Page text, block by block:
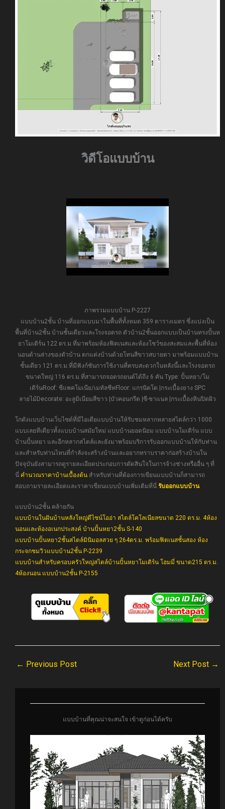
วิดีโอแบบบ้าน
ภาพรวมแบบบ้าน P-2227
แบบบ้าน2ชั้น บ้านที่ออกแบบมาในพื้นที่ทั้งหมด 359 ตารางเมตร ซึ่งแบ่งเป็น
พื้นที่บ้าน2ชั้น บ้านชั้นเดียวและโรงจอดรถ ตัวบ้าน2ชั้นออกแบบเป็นบ้านทรงปั้นห
ยาโมเดิร์น 122 ตร.ม.ที่มาพร้อมห้องฟิตเนสและห้องโชว์ของสะสมและพื้นที่ห้อง
นอนด้านล่างของตัวบ้าน ตกแต่งบ้านด้วยโทนสีขาวสบายตา มาพร้อมแบบบ้าน
ชั้นเดียว 121 ตร.ม.ที่มีฟังก์ชันการใช้งานที่ครบสะดวกในหลังนี้และโรงจอดรถ
ขนาดใหญ่ 116 ตร.ม.ที่สามารถจอดรถยนต์ได้ถึง 6 คัน Type: ปั้นหยา/โม
เดิร์นRoof: ซีแพคโมเนีย/เมทัลชีทFloor: แกรนิตโต |กระเบื้องยาง SPC
ลายไม้Decorate: อะลูมิเนียมสีขาว |บัวคอนกรีต |ซี-ชาแนล |กระเบื้องหินปิดผิว
โกดังแบบบ้านเว็บไซต์ที่มีไอเดียแบบบ้านให้รับชมหลากหลายสไตล์กว่า 1000
แบบเลยทีเดียวทั้งแบบบ้านสมัยใหม่ แบบบ้านยอดนิยม แบบบ้านโมเดิร์น แบบ
บ้านปั้นหยา และอีกหลากสไตล์และยังมาพร้อมบริการรับออกแบบบ้านให้กับท่าน
และสำหรับท่านไหนที่กำลังจะสร้างบ้านและอยากทราบราคาก่อสร้างบ้านใน
ปัจจุบันยังสามารถดูรายละเอียดประกอบการตัดสินใจในการจ้างช่างหรืออื่น ๆ ที่
นี่ คำนวณราคาบ้านเบื้องต้น สำหรับท่านที่ต้องการเขียนแบบบ้านก็สามารถ
สอบถามรายละเอียดและราคาเขียนแบบบ้านเพิ่มเติมที่นี่ รับออกแบบบ้าน
แบบบ้าน2ชั้น คล้ายกัน
แบบบ้านในฝันบ้านหลังใหญ่ดีไซน์โออ่า สไตล์โคโลเนียลขนาด 220 ตร.ม. 4ห้อง
นอนและห้องอเนกประสงค์ บ้านปั้นหยา2ชั้น S-140
แบบบ้านปั้นหยา2ชั้นสไตล์มินิมอลสวย ๆ 264ตร.ม. พร้อมฟิตเนสชั้นสอง ห้อง
กระจกชมวิวแบบบ้าน2ชั้น P-2239
แบบบ้านสำหรับครอบครัวใหญ่สไตล์บ้านปั้นหยาโมเดิร์น โฮมมี่ ขนาด215 ตร.ม.
4ห้องนอน แบบบ้าน2ชั้น P-2155
← Previous Post Next Post →
แบบบ้านที่คุณน่าจะสนใจ เข้าดูก่อนได้ครับ